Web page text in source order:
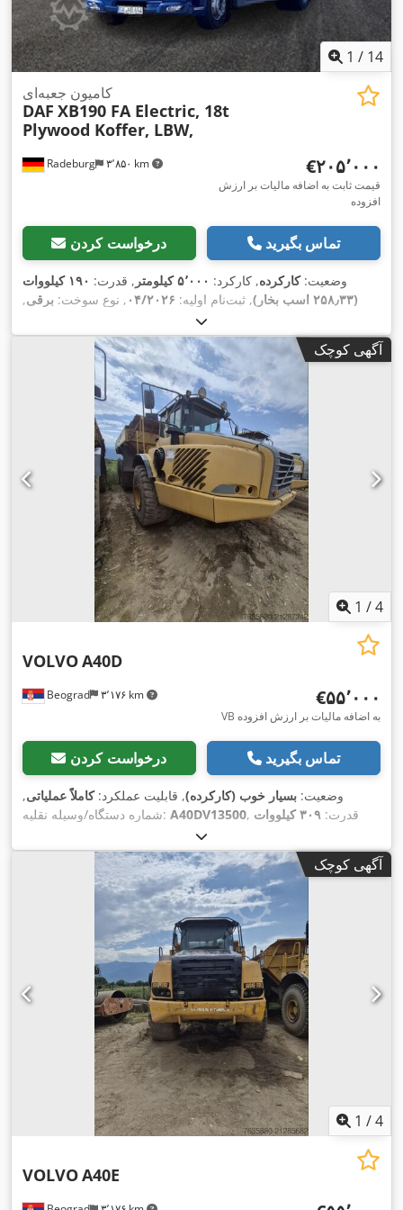
1 / 14
Radeburg ۳٬۸۵۰ km
کامیون جعبه‌ای
DAF XB190 FA Electric, 18t
Plywood Koffer, LBW,
‎€۲۰۵٬۰۰۰
قیمت ثابت به اضافه مالیات بر ارزش
افزوده
درخواست کردن تماس بگیرید
وضعیت:کارکرده, کارکرد: ۵٬۰۰۰ کیلومتر , قدرت:
۱۹۰ کیلووات
(۲۵۸٫۳۳ اسب بخار)
, ثبت‌نام اولیه: ۰۴/۲۰۲۶ , نوع سوخت: برقی,
وزن کل:۱۸٬۰۰۰ کیلوگرم
(TÜV):۰۴/۲۰۲۸ , بهره‌وری انرژی:A , رنگ:آبی, نوع چرخ‌دنده:
خودکار, کلاس انتشار: یورو ۶ , سیستم تعلیق:فولاد-هوا
اِی‌بی‌اِس‎, تهویه مطبوع, قفل دیفرانسیل, کروز کنترل
آگهی کوچک
1 /4
Beograd ۳٬۱۷۶ km
VOLVOA40D
‎€۵۵٬۰۰۰
VB به اضافه مالیات بر ارزش افزوده
درخواست کردن تماس بگیرید
وضعیت: بسیار خوب (کارکرده), قابلیت عملکرد:کاملاً عملیاتی,
شماره دستگاه/وسیله نقلیه: A40DV13500 , قدرت:
۳۰۹ کیلووات
, حداکثر وزن بار:
سال ساخت:۲۰۰۷ ,
آگهی کوچک
1 /4
VOLVOA40E